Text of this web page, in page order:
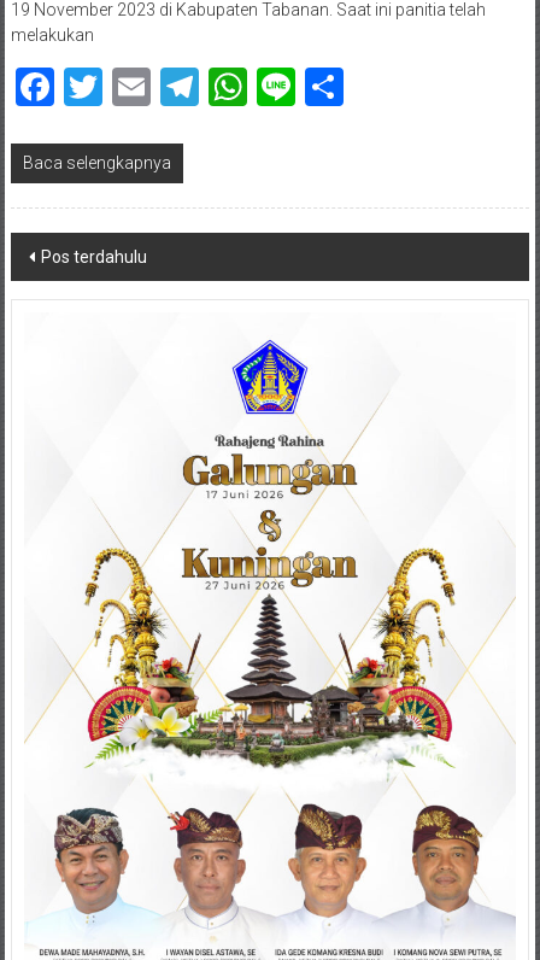
19 November 2023 di Kabupaten Tabanan. Saat ini panitia telah
melakukan
Facebook
Twitter
EmailTelegram
WhatsApp
LineShare
Baca selengkapnya
Navigasi
pos
Pos terdahulu